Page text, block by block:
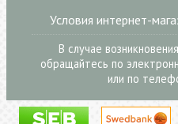
Условия интернет-
В случае
обращайтесь по
или по